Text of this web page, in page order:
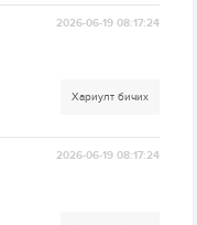
2026-06-19 08:17:24
Хариулт бичих
2026-06-19 08:17:24